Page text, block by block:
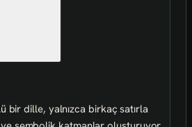
bir dille, yalnızca birkaç satırla